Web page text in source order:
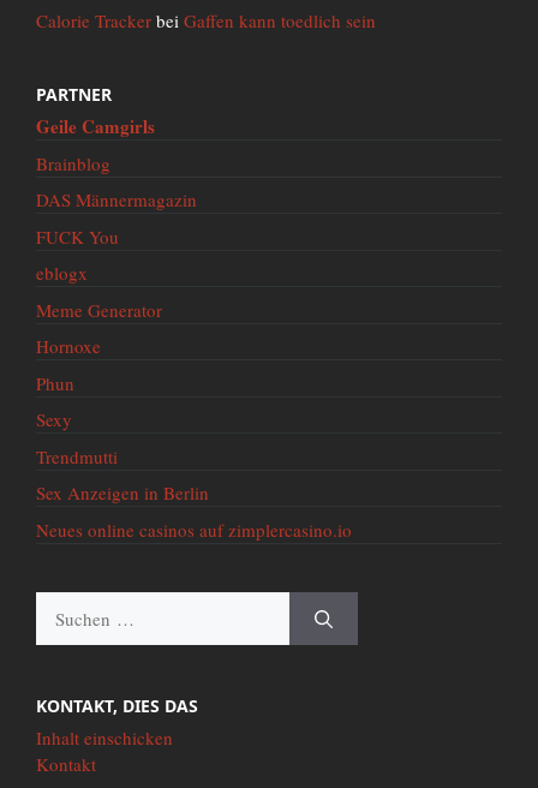
Calorie Tracker bei Gaffen kann toedlich sein
PARTNER
Geile Camgirls
Brainblog
DAS Männermagazin
FUCK You
eblogx
Meme Generator
Hornoxe
Phun
Sexy
Trendmutti
Sex Anzeigen in Berlin
Neues online casinos auf zimplercasino.io
nach:
KONTAKT, DIES DAS
Inhalt einschicken
Kontakt